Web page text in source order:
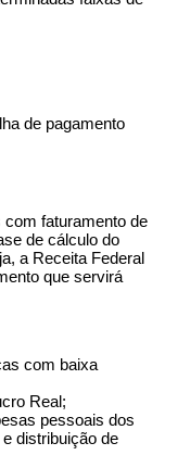
de pagamento
faturamento de
de cálculo do
a Receita Federal
que servirá
com baixa
Real;
pessoais dos
distribuição de